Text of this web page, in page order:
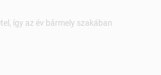
így az év bármely szakában